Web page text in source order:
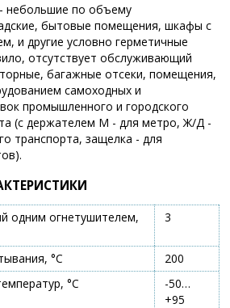
небольшие по объему
бытовые помещения, шкафы с
и другие условно герметичные
отсутствует обслуживающий
багажные отсеки, помещения,
самоходных и
промышленного и городского
(с держателем М - для метро, Ж/Д -
транспорта, защелка - для
огнетушителем,
3
°С
200
°С
-50…
+95